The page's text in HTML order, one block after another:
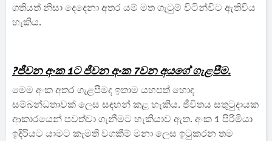
ගතියත් නිසා දෙදෙනා අතර යම් මත ගැටුම් විටින්විට ඇතිවිය
හැකිය.
?ජීවන අංක 1ට ජීවන අංක 7වන අයගේ ගැළපීම.
මෙම අංක අතර ගැළපීමද ඉතාම යහපත් හොඳ
සම්බන්ධතාවක් ලෙස සඳහන් කළ හැකිය. ජීවිතය සතුටුදායක
ආකාරයෙන් පවත්වා ගැනීමට හැකියාව ඇත. අංක 1 පිරිමියා
ඉදිරියට යාමට කැමති වගකීම් මනා ලෙස ඉටුකරන තම